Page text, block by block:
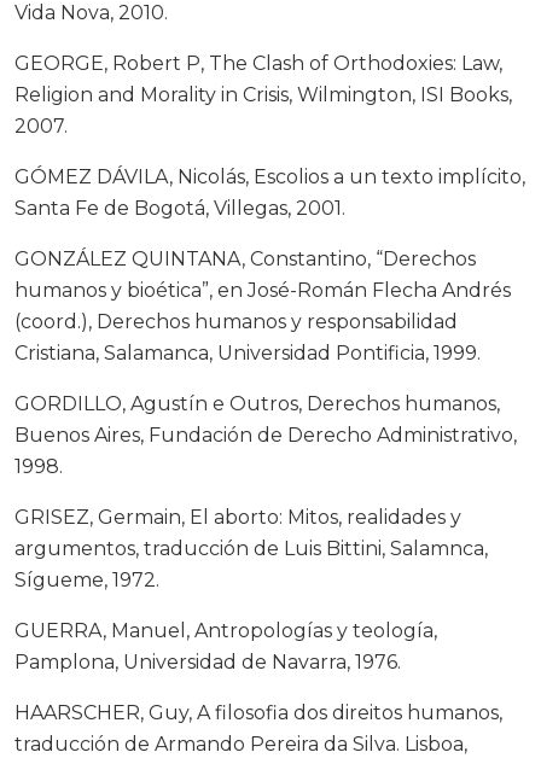
Vida Nova, 2010.
GEORGE, Robert P, The Clash of Orthodoxies: Law,
Religion and Morality in Crisis, Wilmington, ISI Books,
2007.
GÓMEZ DÁVILA, Nicolás, Escolios a un texto implícito,
Santa Fe de Bogotá, Villegas, 2001.
GONZÁLEZ QUINTANA, Constantino, “Derechos
humanos y bioética”, en José-Román Flecha Andrés
(coord.), Derechos humanos y responsabilidad
Cristiana, Salamanca, Universidad Pontificia, 1999.
GORDILLO, Agustín e Outros, Derechos humanos,
Buenos Aires, Fundación de Derecho Administrativo,
1998.
GRISEZ, Germain, El aborto: Mitos, realidades y
argumentos, traducción de Luis Bittini, Salamnca,
Sígueme, 1972.
GUERRA, Manuel, Antropologías y teología,
Pamplona, Universidad de Navarra, 1976.
HAARSCHER, Guy, A filosofia dos direitos humanos,
traducción de Armando Pereira da Silva. Lisboa,